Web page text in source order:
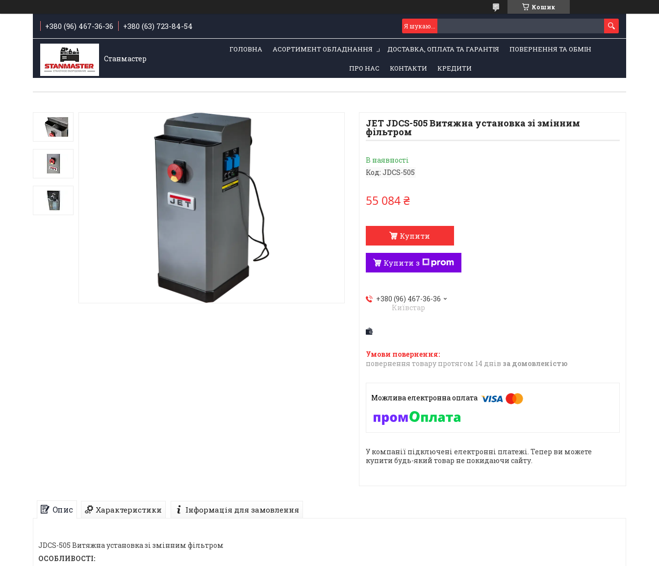
Кошик
+380 (96) 467-36-36 +380 (63) 723-84-54
Станмастер
ГОЛОВНА АСОРТИМЕНТ ОБЛАДНАННЯ ДОСТАВКА, ОПЛАТА ТА ГАРАНТІЯ ПОВЕРНЕННЯ ТА ОБМІН
ПРО НАС КОНТАКТИ КРЕДИТИ
JET JDCS-505 Витяжна установка зі змінним
фільтром
В наявності
Код: JDCS-505
55 084 ₴
Купити
Купити з
+380 (96) 467-36-36
Київстар
повернення товару протягом 14 днів за домовленістю
У компанії підключені електронні платежі. Тепер ви можете
купити будь-який товар не покидаючи сайту.
Опис Характеристики Інформація для замовлення
JDCS-505 Витяжна установка зі змінним фільтром
ОСОБЛИВОСТІ: